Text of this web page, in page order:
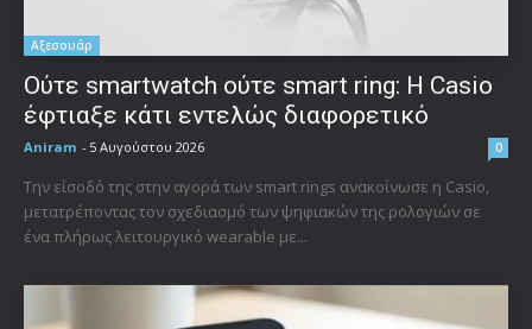
Αξεσουάρ
Ούτε smartwatch ούτε smart ring: Η Casio
έφτιαξε κάτι εντελώς διαφορετικό
Aniram - 5 Αυγούστου 2026 0
Την είσοδό της στην αγορά των smart rings ανακοίνωσε η Casio,
μετατρέποντας τον σχεδιασμό των ψηφιακών της ρολογιών σε
ένα πλήρως λειτουργικό wearable με...